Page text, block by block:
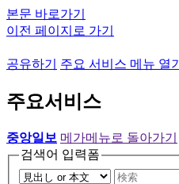
본문 바로가기
이전 페이지로 가기
공유하기 주요 서비스 메뉴 열기
주요서비스
중앙일보 메가메뉴로 돌아가기
검색어 입력폼